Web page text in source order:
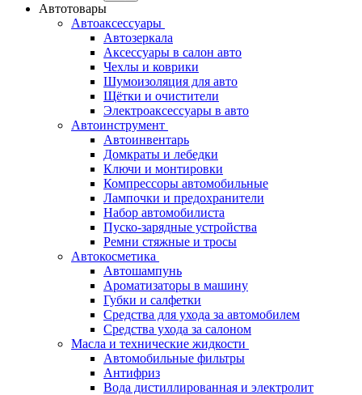
Автотовары
Автоаксессуары
Автозеркала
Аксессуары в салон авто
Чехлы и коврики
Шумоизоляция для авто
Щётки и очистители
Электроаксессуары в авто
Автоинструмент
Автоинвентарь
Домкраты и лебедки
Ключи и монтировки
Компрессоры автомобильные
Лампочки и предохранители
Набор автомобилиста
Пуско-зарядные устройства
Ремни стяжные и тросы
Автокосметика
Автошампунь
Ароматизаторы в машину
Губки и салфетки
Средства для ухода за автомобилем
Средства ухода за салоном
Масла и технические жидкости
Автомобильные фильтры
Антифриз
Вода дистиллированная и электролит